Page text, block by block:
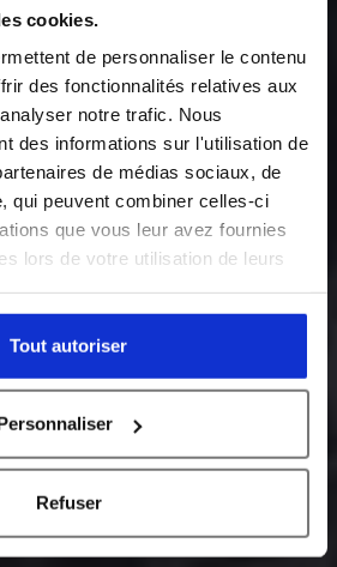
cookies.
de personnaliser le contenu
des fonctionnalités relatives aux
notre trafic. Nous
des informations sur l'utilisation de
de médias sociaux, de
qui peuvent combiner celles-ci
que vous leur avez fournies
lors de votre utilisation de leurs
Tout autoriser
Refuser
heart of
innovation is : improve our
in research and development
customers more effective